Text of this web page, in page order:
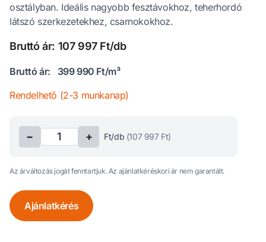
osztályban. Ideális nagyobb fesztávokhoz, teherhordó
látszó szerkezetekhez, csarnokokhoz.
Bruttó ár: 107 997 Ft/db
Bruttó ár:
399 990 Ft/m³
Rendelhető (2-3 munkanap)
− + Ft/db (107 997Ft)
Az árváltozás jogát fenntartjuk. Az ajánlatkéréskori ár nem garantált.
Ajánlatkérés